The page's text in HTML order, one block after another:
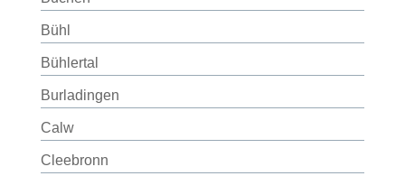
Bühl
Bühlertal
Burladingen
Calw
Cleebronn